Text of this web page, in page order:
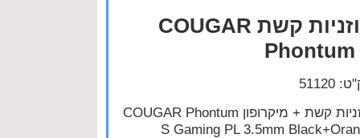
אוזניות קשת COUGAR
Phontum
אוזניות קשת + מיקרופון COUGAR Phontum
S Gaming PL 3.5mm